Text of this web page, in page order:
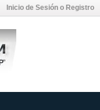
Inicio de Sesión o Registro